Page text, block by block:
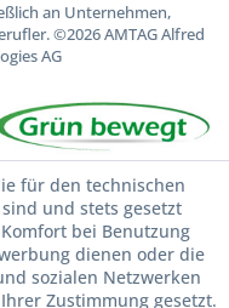
an Unternehmen,
©2026 AMTAG Alfred
AG
für den technischen
und stets gesetzt
bei Benutzung
dienen oder die
sozialen Netzwerken
Zustimmung gesetzt.